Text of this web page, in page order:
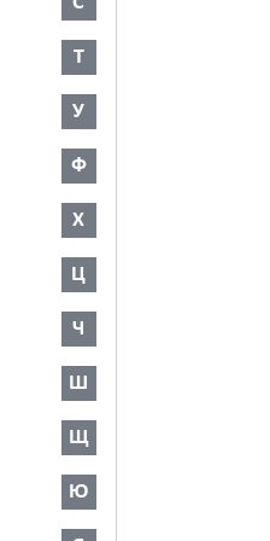
Т
У
Ф
Х
Ц
Ч
Ш
Щ
Ю